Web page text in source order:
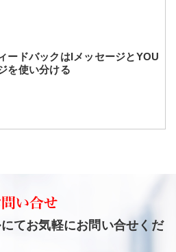
ードバックはIメッセージとYOU
を使い分ける
てお気軽にお問い合せくだ